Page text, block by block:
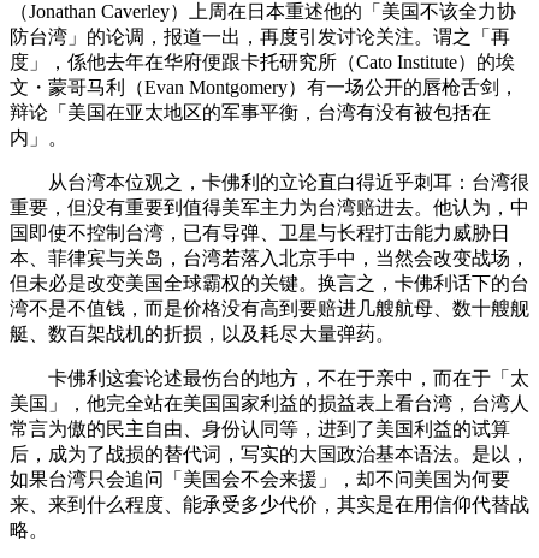
（Jonathan Caverley）上周在日本重述他的「美国不该全力协
防台湾」的论调，报道一出，再度引发讨论关注。谓之「再
度」，係他去年在华府便跟卡托研究所（Cato Institute）的埃
文・蒙哥马利（Evan Montgomery）有一场公开的唇枪舌剑，
辩论「美国在亚太地区的军事平衡，台湾有没有被包括在
内」。
从台湾本位观之，卡佛利的立论直白得近乎刺耳：台湾很
重要，但没有重要到值得美军主力为台湾赔进去。他认为，中
国即使不控制台湾，已有导弹、卫星与长程打击能力威胁日
本、菲律宾与关岛，台湾若落入北京手中，当然会改变战场，
但未必是改变美国全球霸权的关键。换言之，卡佛利话下的台
湾不是不值钱，而是价格没有高到要赔进几艘航母、数十艘舰
艇、数百架战机的折损，以及耗尽大量弹药。
卡佛利这套论述最伤台的地方，不在于亲中，而在于「太
美国」，他完全站在美国国家利益的损益表上看台湾，台湾人
常言为傲的民主自由、身份认同等，进到了美国利益的试算
后，成为了战损的替代词，写实的大国政治基本语法。是以，
如果台湾只会追问「美国会不会来援」，却不问美国为何要
来、来到什么程度、能承受多少代价，其实是在用信仰代替战
略。